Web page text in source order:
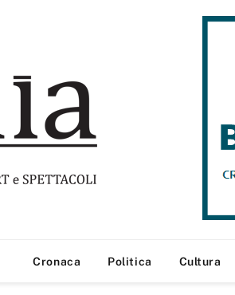
Cronaca Politica Cultura